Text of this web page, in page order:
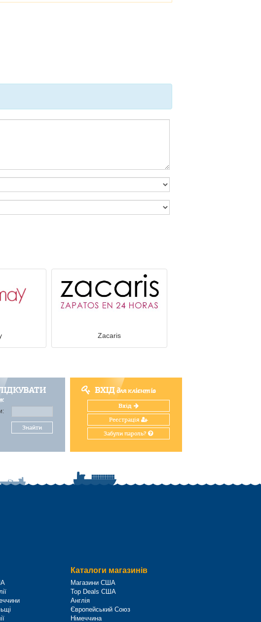
Zacaris
Знайти
ВХІДдля клієнтів
Вхід
Реєстрація
Забули пароль?
Каталоги магазинів
Магазини США
Top Deals США
Англія
Європейський Союз
Німеччина